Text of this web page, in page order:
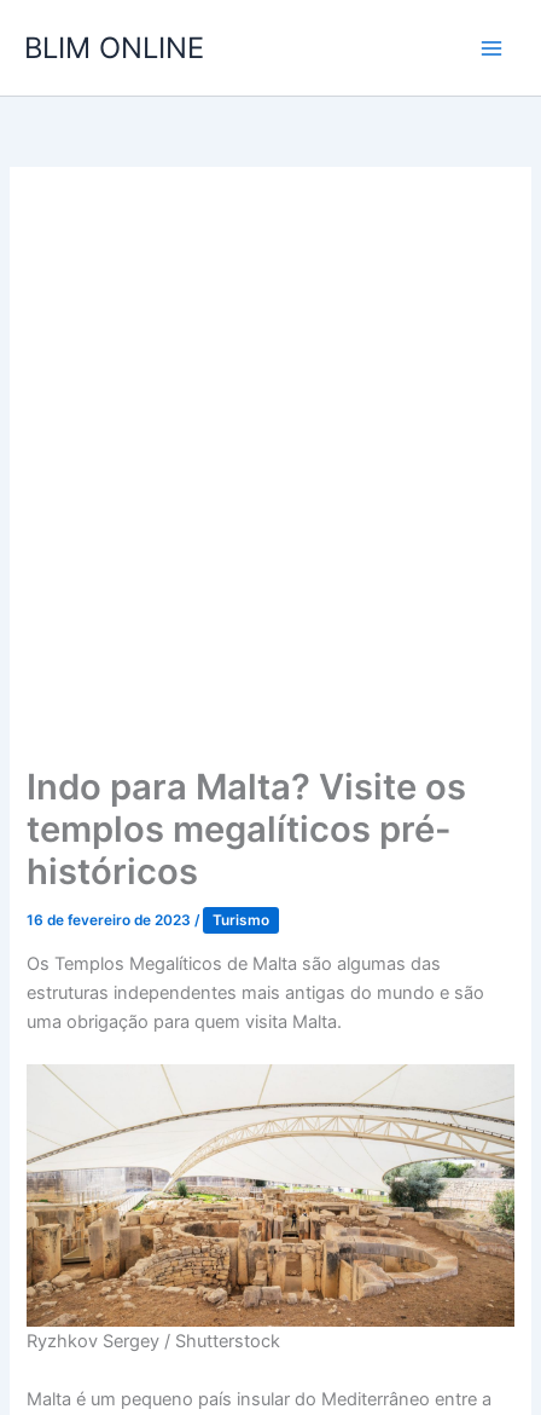
para
conteúdo
BLIM ONLINE
Indo para Malta? Visite os
templos megalíticos pré-
históricos
16 de fevereiro de 2023/ Turismo
Os Templos Megalíticos de Malta são algumas das
estruturas independentes mais antigas do mundo e são
uma obrigação para quem visita Malta.
Ryzhkov Sergey / Shutterstock
Malta é um pequeno país insular do Mediterrâneo entre a